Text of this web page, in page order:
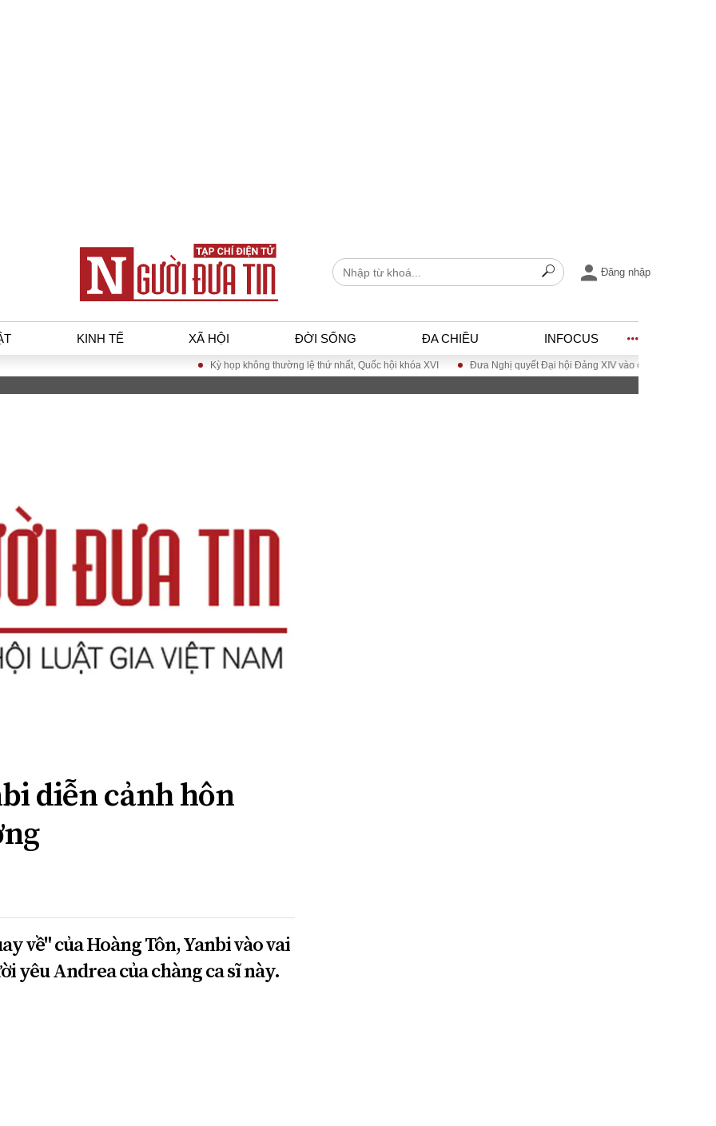
Đăng nhập
KINH TẾ XÃ HỘI ĐỜI SỐNG ĐA CHIỀU INFOCUS
dân
Hình sự
KINH TẾ
nghiệp
Tiêu dùng và dư
luận
Công nghệ
XÃ HỘI ĐỜI SỐNG
Kỳ họp không thường lệ thứ nhất, Quốc hội khóa XVI Đưa Nghị quyết Đại hội Đảng XIV vào cuộc sống
diễn cảnh hôn
về" của Hoàng Tôn, Yanbi vào vai
yêu Andrea của chàng ca sĩ này.